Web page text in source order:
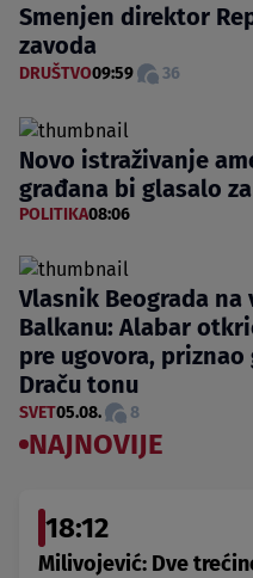
Smenjen direktor
zavoda
DRUŠTVO09:59 36
Novo istraživanje
građana bi glasalo
POLITIKA08:06
Vlasnik Beograda
Balkanu: Alabar
pre ugovora, priznao
Draču tonu
SVET05.08. 8
NAJNOVIJE
18:12
Milivojević: Dve